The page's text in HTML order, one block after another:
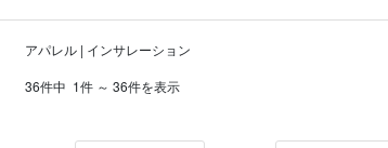
アパレル | インサレーション
36件中 1件 ～ 36件を表示